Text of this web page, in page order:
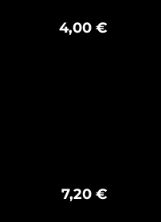
4,00 €
7,20 €